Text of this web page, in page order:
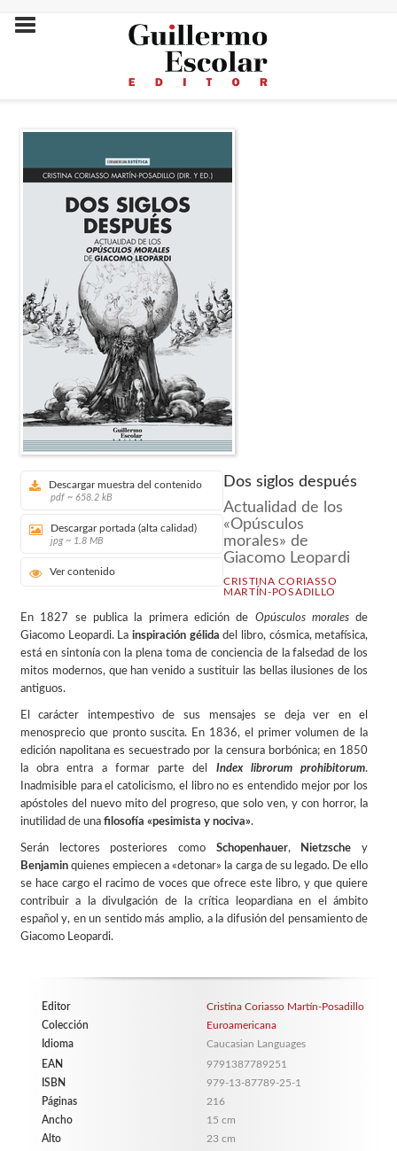
Descargar muestra del contenido
pdf ~ 658.2 kB
Descargar portada (alta calidad)
jpg ~ 1.8 MB
Ver contenido
Dos siglos después
Actualidad de los
«Opúsculos
morales» de
Giacomo Leopardi
CRISTINA CORIASSO
MARTÍN-POSADILLO
En 1827 se publica la primera edición de Opúsculos moralesde
Giacomo Leopardi. La inspiración gélida del libro, cósmica, metafísica,
está en sintonía con la plena toma de conciencia de la falsedad de los
mitos modernos, que han venido a sustituir las bellas ilusiones de los
antiguos.
El carácter intempestivo de sus mensajes se deja ver en el
menosprecio que pronto suscita. En 1836, el primer volumen de la
edición napolitana es secuestrado por la censura borbónica; en 1850
la obra entra a formar parte del Index librorum prohibitorum.
Inadmisible para el catolicismo, el libro no es entendido mejor por los
apóstoles del nuevo mito del progreso, que solo ven, y con horror, la
inutilidad de una filosofía «pesimista y nociva».
Serán lectores posteriores como Schopenhauer, Nietzsche y
Benjaminquienes empiecen a «detonar» la carga de su legado. De ello
se hace cargo el racimo de voces que ofrece este libro, y que quiere
contribuir a la divulgación de la crítica leopardiana en el ámbito
español y, en un sentido más amplio, a la difusión del pensamiento de
Giacomo Leopardi.
Editor
Cristina Coriasso Martín-Posadillo
Colección
Euroamericana
Idioma
Caucasian Languages
EAN
9791387789251
ISBN
979-13-87789-25-1
Páginas
216
Ancho
15 cm
Alto
23 cm